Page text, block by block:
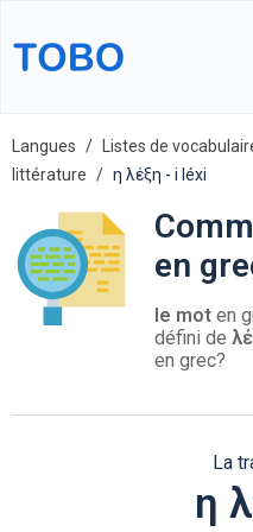
Langues Listes de
littérature
η λέξη - i léxi
en
le mot en
défini de
en grec?
La
η